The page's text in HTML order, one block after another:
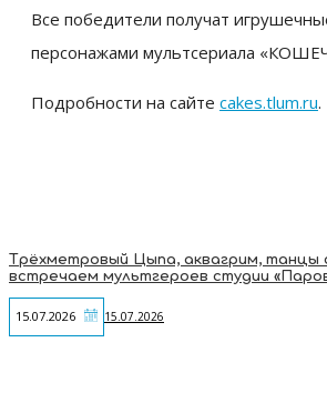
Все победители получат
персонажами мультсериала
Подробности на сайте cakes.tlum.ru.
Трёхметровый Цыпа, аквагрим, танцы
15.07.2026 15.07.2026